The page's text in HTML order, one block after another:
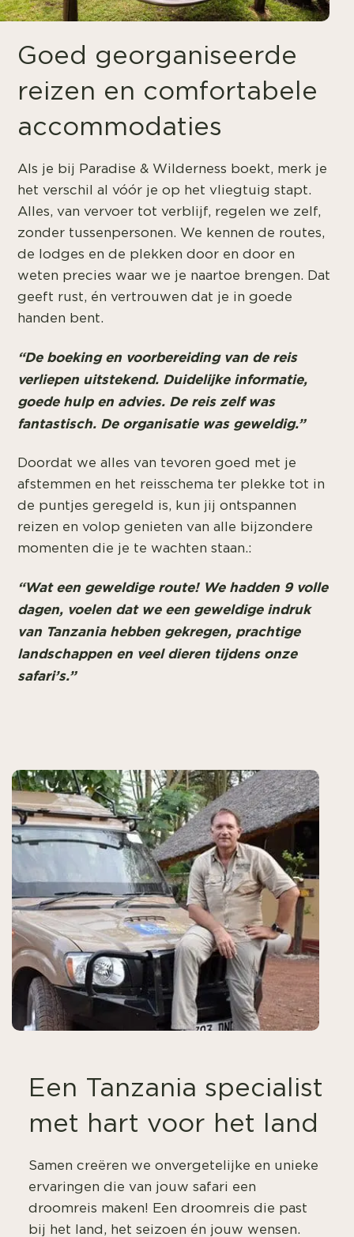
Goed georganiseerde
reizen en comfortabele
accommodaties
Als je bij Paradise & Wilderness boekt, merk je
het verschil al vóór je op het vliegtuig stapt.
Alles, van vervoer tot verblijf, regelen we zelf,
zonder tussenpersonen. We kennen de routes,
de lodges en de plekken door en door en
weten precies waar we je naartoe brengen. Dat
geeft rust, én vertrouwen dat je in goede
handen bent.
“De boeking en voorbereiding van de reis
verliepen uitstekend. Duidelijke informatie,
goede hulp en advies. De reis zelf was
fantastisch. De organisatie was geweldig.”
Doordat we alles van tevoren goed met je
afstemmen en het reisschema ter plekke tot in
de puntjes geregeld is, kun jij ontspannen
reizen en volop genieten van alle bijzondere
momenten die je te wachten staan.:
“Wat een geweldige route! We hadden 9 volle
dagen, voelen dat we een geweldige indruk
van Tanzania hebben gekregen, prachtige
landschappen en veel dieren tijdens onze
safari’s.”
Een Tanzania specialist
met hart voor het land
Samen creëren we onvergetelijke en unieke
ervaringen die van jouw safari een
droomreis maken! Een droomreis die past
bij het land, het seizoen én jouw wensen.